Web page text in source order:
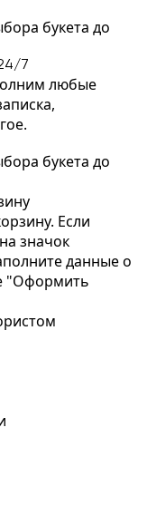
букета до
7
любые
букета до
Если
значок
данные о
"Оформить